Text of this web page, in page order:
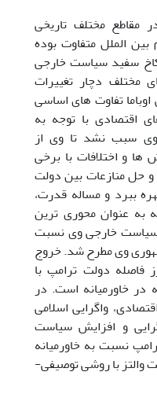
مقاطع مختلف تاریخی
الملل متفاوت بوده
سفید سیاست خارجی
مختلف دچار تغییرات
تفاوت های اساسی
اقتصادی با توجه به
وی سبب نشد تا وی از
و اختلافات با برخی
حل منازعات بین دولت
ببرد و مساله قدرت،
به عنوان محوری ترین
سیاست خارجی وی نسبت
وی مطرح شد. خروج
فاصله دولت ترامپ با
در خاورمیانه است. در
واگرایی اسلامی
و افزایش سیاست
نسبت به خاورمیانه
والتز با روشی توصیفی-